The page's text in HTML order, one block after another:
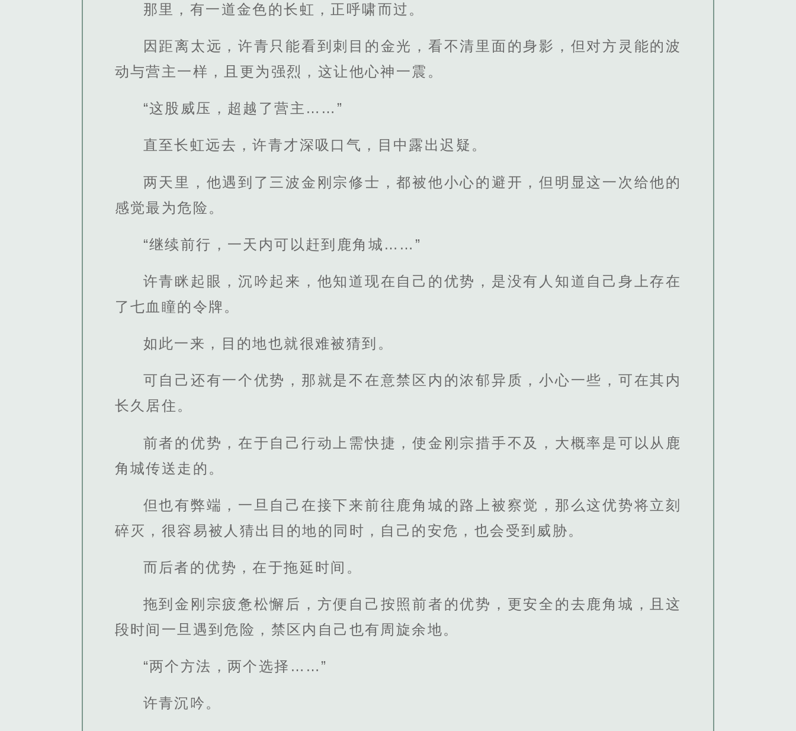
那里，有一道金色的长虹，正呼啸而过。
因距离太远，许青只能看到刺目的金光，看不清里面的身影，但对方灵能的波
动与营主一样，且更为强烈，这让他心神一震。
“这股威压，超越了营主……”
直至长虹远去，许青才深吸口气，目中露出迟疑。
两天里，他遇到了三波金刚宗修士，都被他小心的避开，但明显这一次给他的
感觉最为危险。
“继续前行，一天内可以赶到鹿角城……”
许青眯起眼，沉吟起来，他知道现在自己的优势，是没有人知道自己身上存在
了七血瞳的令牌。
如此一来，目的地也就很难被猜到。
可自己还有一个优势，那就是不在意禁区内的浓郁异质，小心一些，可在其内
长久居住。
前者的优势，在于自己行动上需快捷，使金刚宗措手不及，大概率是可以从鹿
角城传送走的。
但也有弊端，一旦自己在接下来前往鹿角城的路上被察觉，那么这优势将立刻
碎灭，很容易被人猜出目的地的同时，自己的安危，也会受到威胁。
而后者的优势，在于拖延时间。
拖到金刚宗疲惫松懈后，方便自己按照前者的优势，更安全的去鹿角城，且这
段时间一旦遇到危险，禁区内自己也有周旋余地。
“两个方法，两个选择……”
许青沉吟。